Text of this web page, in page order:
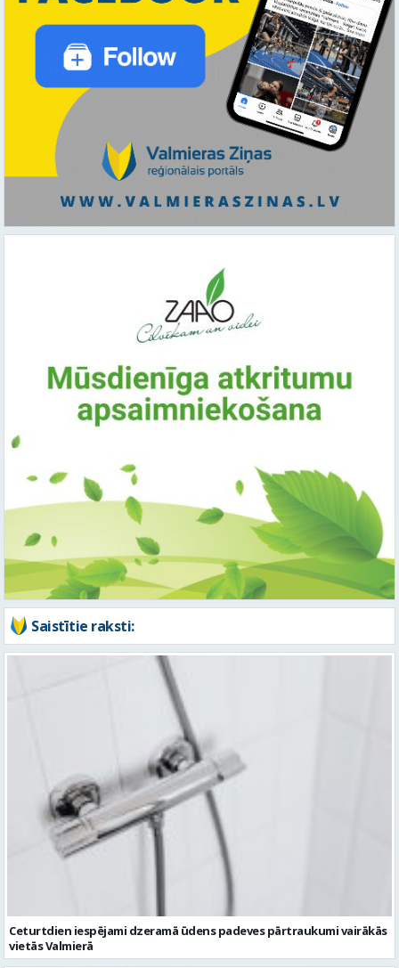
Saistītie raksti:
Ceturtdien iespējami dzeramā ūdens padeves pārtraukumi vairākās
vietās Valmierā